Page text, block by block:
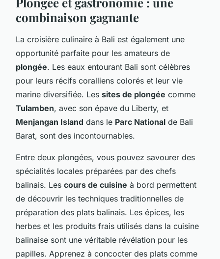
combinaison gagnante
La croisière culinaire à Bali est également une
opportunité parfaite pour les amateurs de
plongée. Les eaux entourant Bali sont célèbres
pour leurs récifs coralliens colorés et leur vie
marine diversifiée. Les sites de plongée comme
Tulamben, avec son épave du Liberty, et
Menjangan Island dans le Parc National de Bali
Barat, sont des incontournables.
Entre deux plongées, vous pouvez savourer des
spécialités locales préparées par des chefs
balinais. Les cours de cuisine à bord permettent
de découvrir les techniques traditionnelles de
préparation des plats balinais. Les épices, les
herbes et les produits frais utilisés dans la cuisine
balinaise sont une véritable révélation pour les
papilles. Apprenez à concocter des plats comme